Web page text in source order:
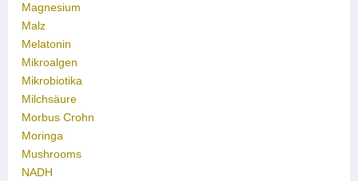
Magnesium
Malz
Melatonin
Mikroalgen
Mikrobiotika
Milchsäure
Morbus Crohn
Moringa
Mushrooms
NADH